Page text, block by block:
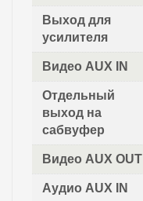
Выход для
усилителя
Видео AUX IN
Отдельный
выход на
сабвуфер
Видео AUX OUT
Аудио AUX IN